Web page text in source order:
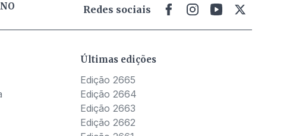
Redes sociais
Últimas edições
Edição 2665
Edição 2664
Edição 2663
Edição 2662